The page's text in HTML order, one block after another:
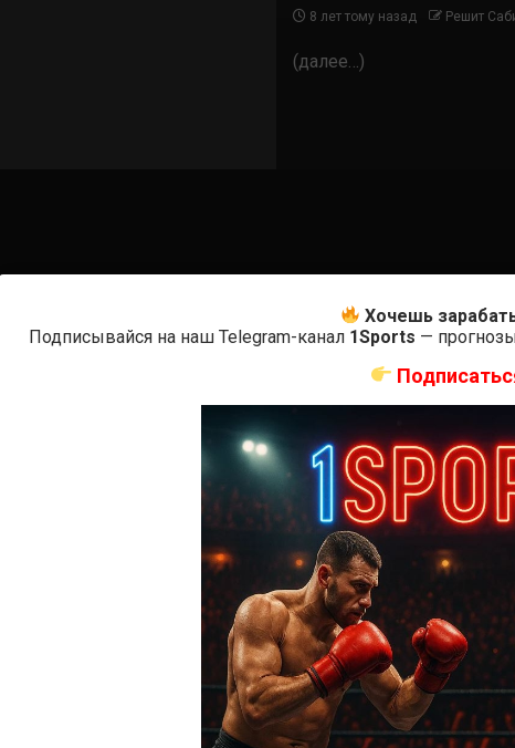
8 лет тому назад Решит
(далее…)
Хочешь
Подписывайся на наш Telegram-канал 1Sports —